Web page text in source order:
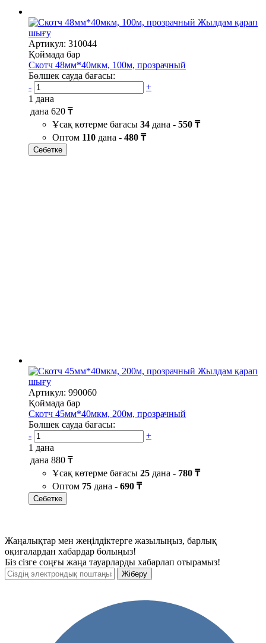
Жылдам қарап
шығу
Артикул: 310044
Қоймада бар
Скотч 48мм*40мкм, 100м, прозрачный
Бөлшек сауда бағасы:
-
+
1 дана
дана 620 ₸
Ұсақ көтерме бағасы 34 дана - 550 ₸
Оптом 110 дана - 480 ₸
Себетке
Жылдам қарап
шығу
Артикул: 990060
Қоймада бар
Скотч 45мм*40мкм, 200м, прозрачный
Бөлшек сауда бағасы:
-
+
1 дана
дана 880 ₸
Ұсақ көтерме бағасы 25 дана - 780 ₸
Оптом 75 дана - 690 ₸
Себетке
Жаңалықтар мен жеңілдіктерге жазылыңыз, барлық
оқиғалардан хабардар болыңыз!
Біз сізге соңғы жаңа тауарларды хабарлап отырамыз!